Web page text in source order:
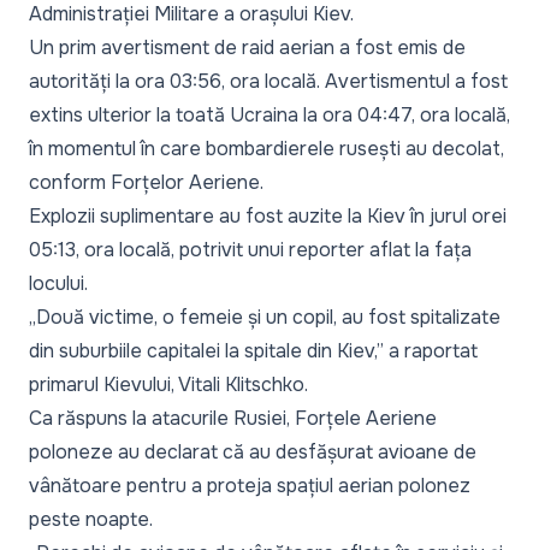
Administrației Militare a orașului Kiev.
Un prim avertisment de raid aerian a fost emis de
autorități la ora 03:56, ora locală. Avertismentul a fost
extins ulterior la toată Ucraina la ora 04:47, ora locală,
în momentul în care bombardierele rusești au decolat,
conform Forțelor Aeriene.
Explozii suplimentare au fost auzite la Kiev în jurul orei
05:13, ora locală, potrivit unui reporter aflat la fața
locului.
„Două victime, o femeie și un copil, au fost spitalizate
din suburbiile capitalei la spitale din Kiev,” a raportat
primarul Kievului, Vitali Klitschko.
Ca răspuns la atacurile Rusiei, Forțele Aeriene
poloneze au declarat că au desfășurat avioane de
vânătoare pentru a proteja spațiul aerian polonez
peste noapte.